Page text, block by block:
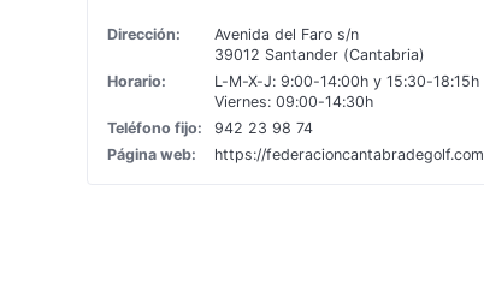
Dirección:
Avenida del Faro s/n
39012 Santander (Cantabria)
Horario:
L-M-X-J: 9:00-14:00h y 15:30-18:15h
Viernes: 09:00-14:30h
Teléfono fijo:
942 23 98 74
Página web:
https://federacioncantabradegolf.com